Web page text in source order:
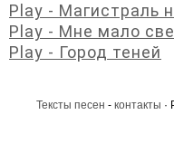
Play - Магистраль
Play - Мне мало
Play - Город теней
Тексты песен - контакты ·